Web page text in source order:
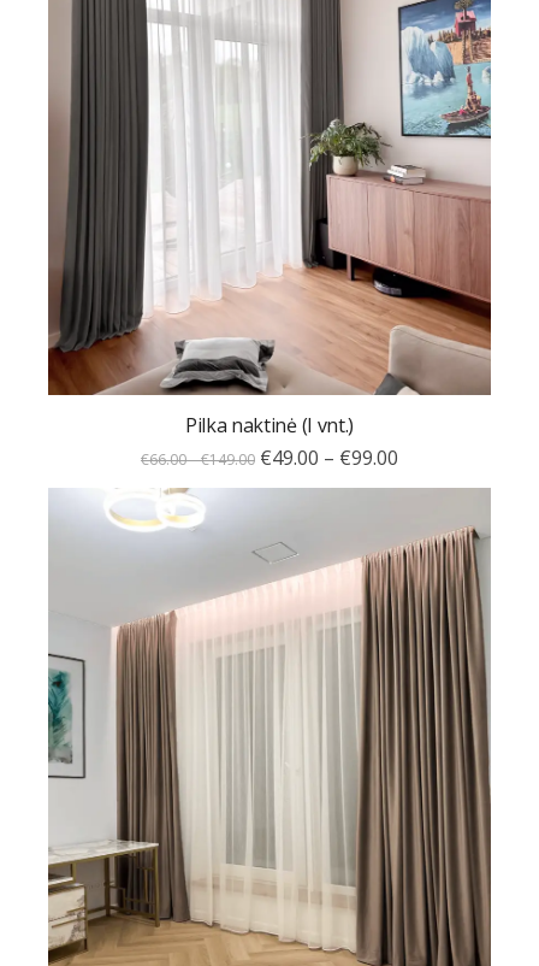
Pilka naktinė (I vnt.)
€66.00–€149.00 €49.00 – €99.00